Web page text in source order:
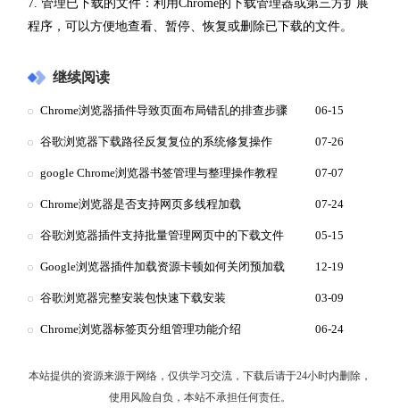
7. 管理已下载的文件：利用Chrome的下载管理器或第三方扩展
程序，可以方便地查看、暂停、恢复或删除已下载的文件。
继续阅读
Chrome浏览器插件导致页面布局错乱的排查步骤 06-15
谷歌浏览器下载路径反复复位的系统修复操作 07-26
google Chrome浏览器书签管理与整理操作教程 07-07
Chrome浏览器是否支持网页多线程加载 07-24
谷歌浏览器插件支持批量管理网页中的下载文件 05-15
Google浏览器插件加载资源卡顿如何关闭预加载 12-19
谷歌浏览器完整安装包快速下载安装 03-09
Chrome浏览器标签页分组管理功能介绍 06-24
本站提供的资源来源于网络，仅供学习交流，下载后请于24小时内删除，
使用风险自负，本站不承担任何责任。